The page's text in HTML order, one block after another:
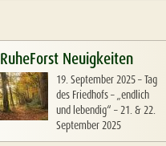
RuheForst Neuigkeiten
19. September 2025–Tag
des Friedhofs – „endlich
und lebendig“ – 21. & 22.
September 2025